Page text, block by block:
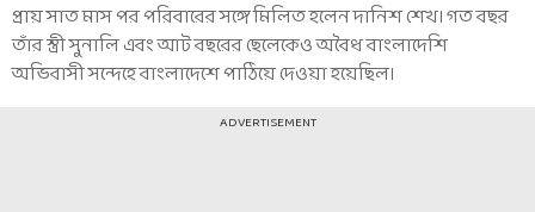
প্রায় সাত মাস পর পরিবারের সঙ্গে মিলিত হলেন দানিশ শেখ। গত বছর
তাঁর স্ত্রী সুনালি এবং আট বছরের ছেলেকেও অবৈধ বাংলাদেশি
অভিবাসী সন্দেহে বাংলাদেশে পাঠিয়ে দেওয়া হয়েছিল।
ADVERTISEMENT